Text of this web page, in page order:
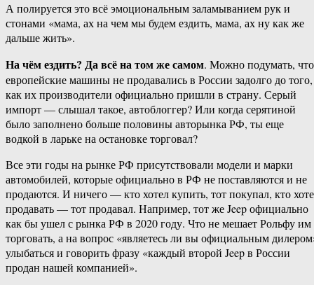
А полируется это всё эмоциональным заламыванием рук и
стонами «мама, ах на чем мы будем ездить, мама, ах ну как же
дальше жить».
На чём ездить? Да всё на том же самом. Можно подумать, что
европейские машины не продавались в России задолго до того,
как их производители официально пришли в страну. Серый
импорт — слышал такое, автоблоггер? Или когда серятиной
было заполнено больше половины авторынка РФ, ты еще
водкой в ларьке на остановке торговал?
Все эти годы на рынке РФ присутствовали модели и марки
автомобилей, которые официально в РФ не поставляются и не
продаются. И ничего — кто хотел купить, тот покупал, кто
продавать — тот продавал. Например, тот же Jeep официально
как бы ушел с рынка РФ в 2020 году. Что не мешает Рольфу им
торговать, а на вопрос «являетесь ли вы официальным
улыбаться и говорить фразу «каждый второй Jeep в России
продан нашей компанией».